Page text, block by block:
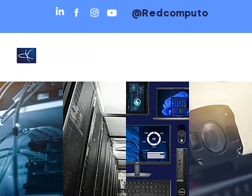
@Redcomputo